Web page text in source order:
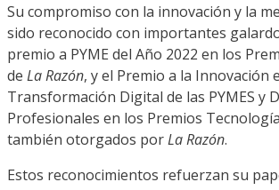
Su compromiso con la innovación y la
sido reconocido con importantes
premio a PYME del Año 2022 en los
de La Razón, y el Premio a la Innovación
Transformación Digital de las PYMES y
Profesionales en los Premios
también otorgados porLa Razón.
Estos reconocimientos refuerzan su